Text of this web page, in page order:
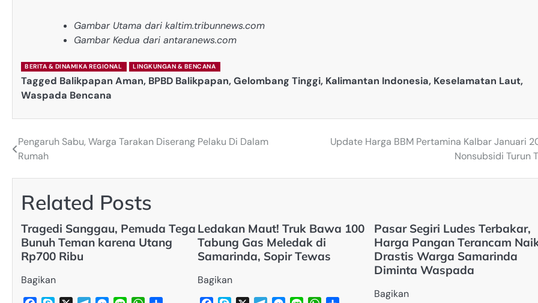
Gambar Utama dari kaltim.tribunnews.com
Gambar Kedua dari antaranews.com
BERITA & DINAMIKA REGIONAL LINGKUNGAN & BENCANA
Tagged Balikpapan Aman, BPBD Balikpapan,Gelombang Tinggi, Kalimantan Indonesia, Keselamatan Laut,
Waspada Bencana
Post
Pengaruh Sabu, Warga Tarakan Diserang Pelaku Di Dalam
Rumah
Update Harga BBM Pertamina Kalbar Januari
Nonsubsidi Turun
Related Posts
Tragedi Sanggau, Pemuda Tega
Bunuh Teman karena Utang
Rp700 Ribu
Bagikan
Ledakan Maut! Truk Bawa 100
Tabung Gas Meledak di
Samarinda, Sopir Tewas
Bagikan
Pasar Segiri Ludes Terbakar,
Harga Pangan Terancam
Drastis Warga Samarinda
Diminta Waspada
Bagikan